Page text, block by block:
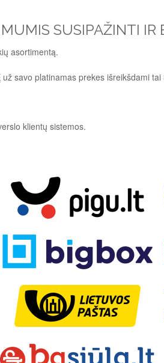
SUSIPAŽINTI IR
asortimentą.
savo platinamas prekes išreikšdami
klientų sistemos.